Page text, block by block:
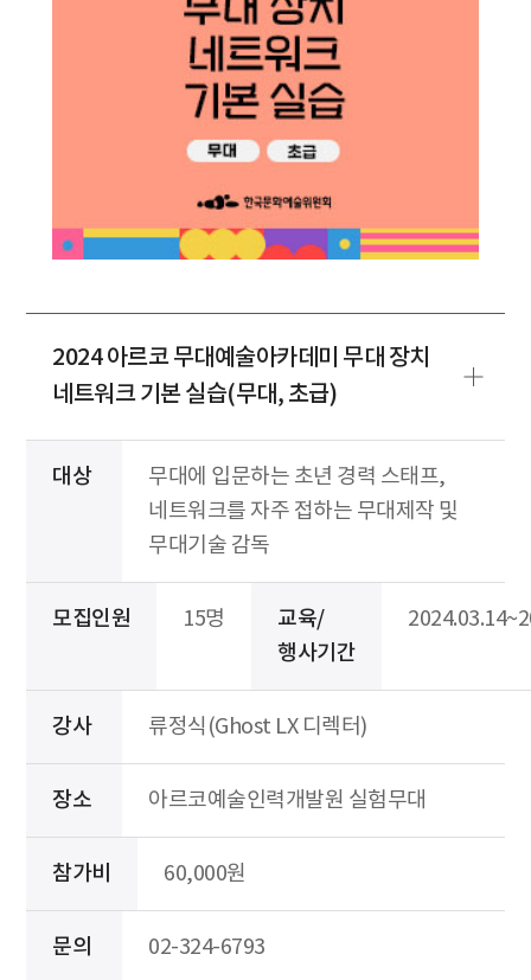
2024 아르코 무대예술아카데미 무대 장치
네트워크 기본 실습(무대, 초급)
대상
무대에 입문하는 초년 경력 스태프,
네트워크를 자주 접하는 무대제작 및
무대기술 감독
모집인원 15명
교육/
행사기간
강사 류정식(Ghost LX 디렉터)
장소 아르코예술인력개발원 실험무대
참가비 60,000원
문의 02-324-6793